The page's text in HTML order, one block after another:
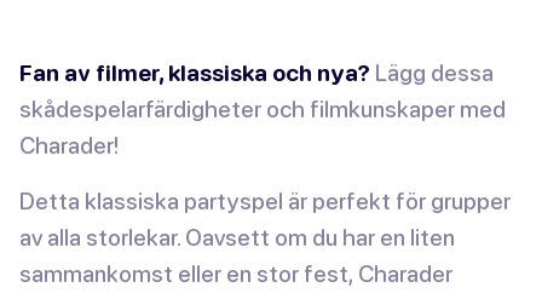
Fan av filmer, klassiska och nya? Lägg dessa
skådespelarfärdigheter och filmkunskaper med
Charader!
Detta klassiska partyspel är perfekt för grupper
av alla storlekar. Oavsett om du har en liten
sammankomst eller en stor fest, Charader